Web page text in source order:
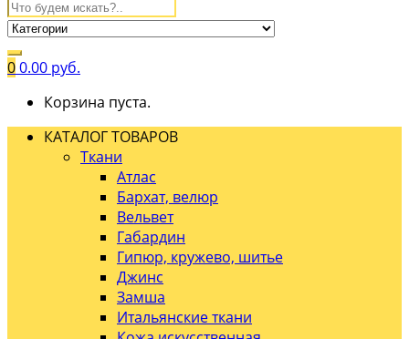
00.00 руб.
Корзина пуста.
КАТАЛОГ ТОВАРОВ
Ткани
Атлас
Бархат, велюр
Вельвет
Габардин
Гипюр, кружево, шитье
Джинс
Замша
Итальянские ткани